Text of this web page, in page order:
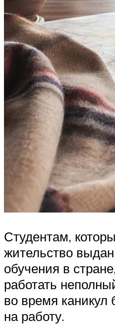
Студентам,
жительство
обучения в
работать
во время каникул
на работу.